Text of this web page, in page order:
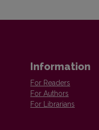
Information
For Readers
For Authors
For Librarians